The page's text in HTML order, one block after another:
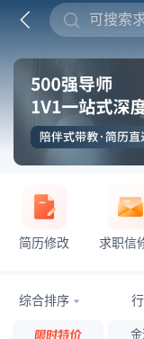
可搜索
简历修改 求职信
综合排序